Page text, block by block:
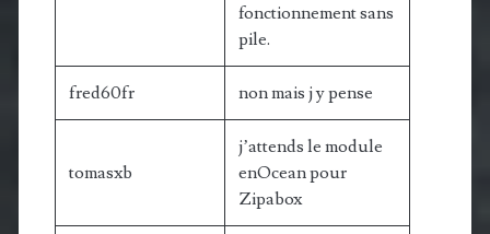
fonctionnement sans
pile.
fred60fr non mais j y pense
tomasxb
j’attends le module
enOcean pour
Zipabox